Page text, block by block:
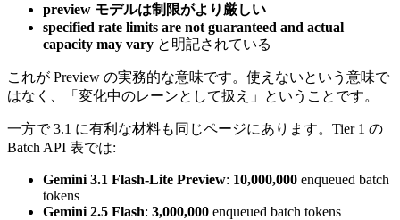
preview モデルは制限がより厳しい
specified rate limits are not guaranteed and actual
capacity may vary と明記されている
これが Preview の実務的な意味です。使えないという意味で
はなく、「変化中のレーンとして扱え」ということです。
一方で 3.1 に有利な材料も同じページにあります。Tier 1 の
Batch API 表では:
Gemini 3.1 Flash-Lite Preview: 10,000,000 enqueued batch
tokens
Gemini 2.5 Flash: 3,000,000 enqueued batch tokens